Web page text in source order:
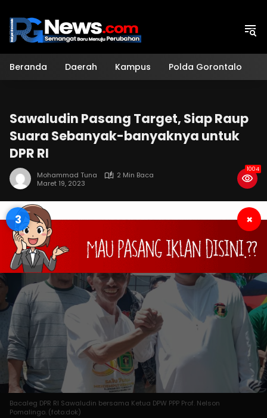
konten
Beranda Daerah Kampus Polda Gorontalo
Sawaludin Pasang Target, Siap Raup
Suara Sebanyak-banyaknya untuk
DPR RI
Mohammad Tuna
2 Min Baca
Maret 19, 2023
1004
2 ×
Bacaleg DPR RI Sawaludin bersama Ketua DPW PPP Prof. Nelson
Pomalingo. (foto:dok)